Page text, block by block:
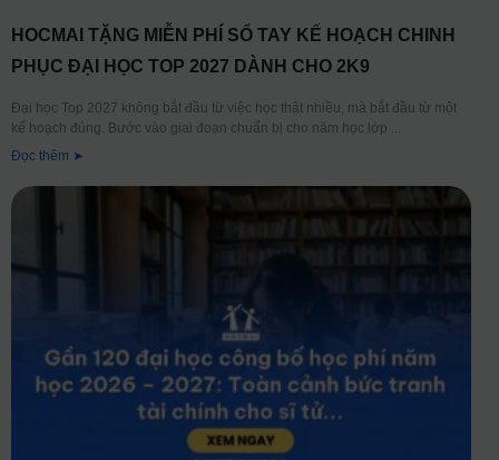
HOCMAI TẶNG MIỄN PHÍ SỔ TAY KẾ HOẠCH CHINH
PHỤC ĐẠI HỌC TOP 2027 DÀNH CHO 2K9
Đại học Top 2027 không bắt đầu từ việc học thật nhiều, mà bắt đầu từ một
kế hoạch đúng. Bước vào giai đoạn chuẩn bị cho năm học lớp
Đọc thêm ➤